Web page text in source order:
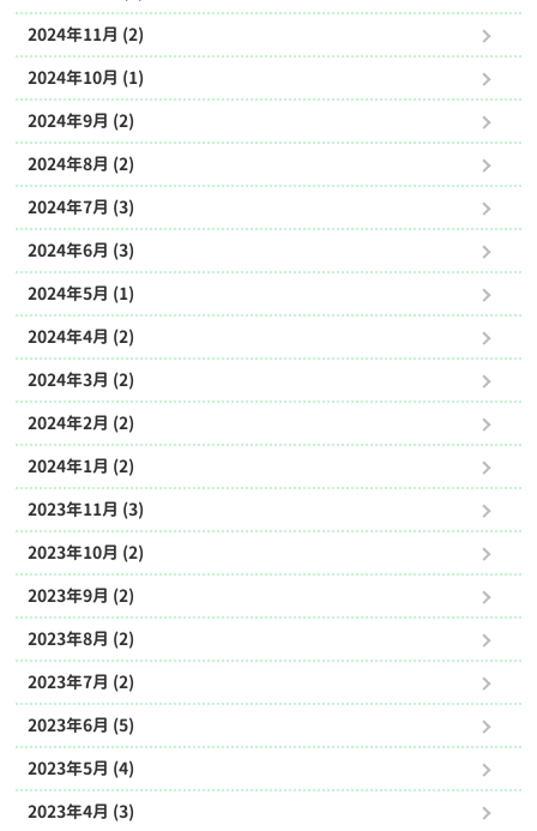
2024年11月 (2)
2024年10月 (1)
2024年9月 (2)
2024年8月 (2)
2024年7月 (3)
2024年6月 (3)
2024年5月 (1)
2024年4月 (2)
2024年3月 (2)
2024年2月 (2)
2024年1月 (2)
2023年11月 (3)
2023年10月 (2)
2023年9月 (2)
2023年8月 (2)
2023年7月 (2)
2023年6月 (5)
2023年5月 (4)
2023年4月 (3)